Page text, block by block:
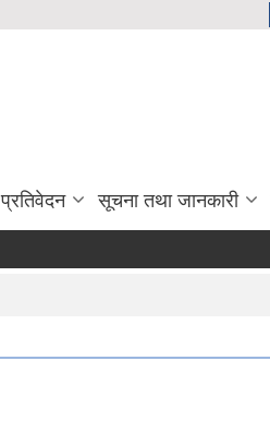
प्रतिवेदन सूचना तथा जानकारी